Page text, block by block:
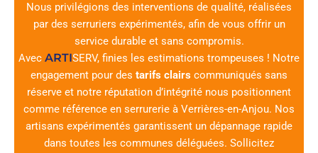
Nous privilégions des interventions de qualité, réalisées
par des serruriers expérimentés, afin de vous offrir un
service durable et sans compromis.
Avec ARTISERV, finies les estimations trompeuses ! Notre
engagement pour des tarifs clairs communiqués sans
réserve et notre réputation d’intégrité nous positionnent
comme référence en serrurerie à Verrières-en-Anjou. Nos
artisans expérimentés garantissent un dépannage rapide
dans toutes les communes déléguées. Sollicitez